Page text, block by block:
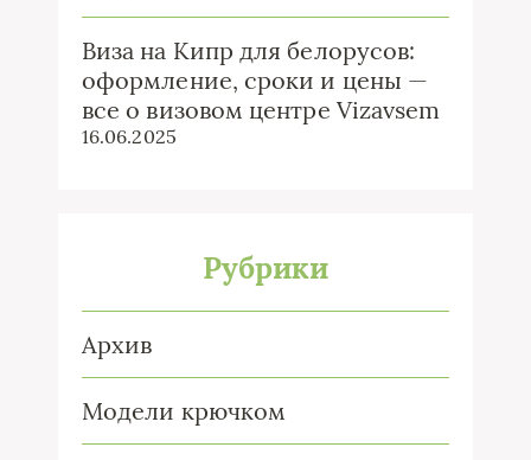
Виза на Кипр для белорусов:
оформление, сроки и цены —
все о визовом центре Vizavsem
16.06.2025
Рубрики
Архив
Модели крючком